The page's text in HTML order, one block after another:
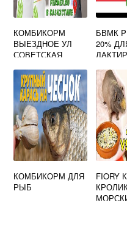
КОМБИКОРМ
ВЫЕЗДНОЕ УЛ
СОВЕТСКАЯ
БВМК
20%
КОМБИКОРМ ДЛЯ
РЫБ
FIORY